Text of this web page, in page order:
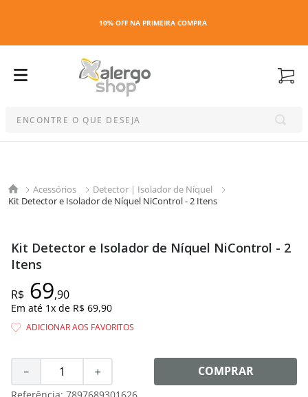
10% OFF NA PRIMEIRA COMPRA
Acessórios
Detector | Isolador de Níquel
Kit Detector e Isolador de Níquel NiControl - 2 Itens
Kit Detector e Isolador de Níquel NiControl - 2
Itens
R$ 69,90
Em até 1x de R$ 69,90
＋
－ COMPRAR
2º esmalte
5º travesseiro
7º capa colchão
8º
shampoo
10º noir